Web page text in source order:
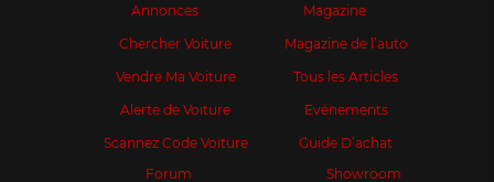
Annonces
Chercher Voiture
Vendre Ma Voiture
Alerte de Voiture
Scannez Code Voiture
Magazine
Magazine de l’auto
Tous les Articles
Evénements
Guide D’achat
Forum
Showroom